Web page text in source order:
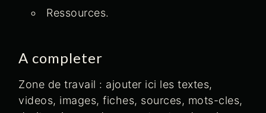
Ressources.
A completer
Zone de travail : ajouter ici les textes,
videos, images, fiches, sources, mots-cles,